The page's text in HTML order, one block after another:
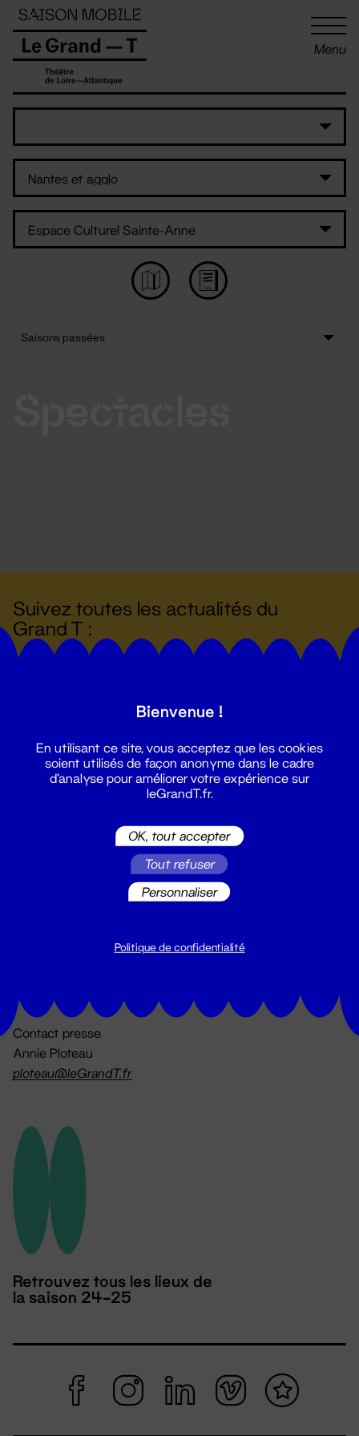
Menu
Suivez toutes les actualités du
Grand T :
billetterie@leGrandT.fr
Du lundi au vendredi 14h → 18h
Contact presse
Annie Ploteau
ploteau@leGrandT.fr
Retrouvez tous les lieux de
la saison 24-25
Panneau de gestion des cookies
Bienvenue !
En utilisant ce site, vous acceptez que les cookies
soient utilisés de façon anonyme dans le cadre
d'analyse pour améliorer votre expérience sur
leGrandT.fr.
OK, tout accepter
Tout refuser
Personnaliser
Politique de confidentialité